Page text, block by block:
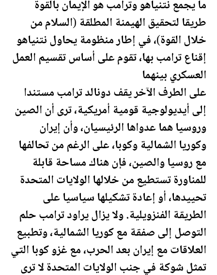
ما يجمع نتنياهو وترامبهو الإيمان بالقوة
طريقا لتحقيق الهيمنة المطلقة (السلام من
خلال القوة)، في إطار منظومة يحاول نتنياهو
إقناعترامببها، تقوم على أساس تقسيم العمل
العسكري بينهما
على الطرف الآخر يقف دونالدترامبمستندا
إلى أيديولوجية قومية أمريكية، ترى أن الصين
وروسيا هما عدواها الرئيسيان، وأن إيران
وكوريا الشمالية وكوبا، على الرغم من تحالفها
مع روسيا والصين، فإن هناك مساحة قابلة
للمناورة تستطيع من خلالهاالولايات المتحدة
تحييدها، أو إعادة تشكيلها سياسيا على
الطريقة الفنزويلية. ولا يزال يراودترامبحلم
التوصل إلى صفقة مع كوريا الشمالية، وتطبيع
العلاقات مع إيران بعد الحرب، مع غزو كوبا التي
تمثل شوكة في جنبالولايات المتحدةلا ترى